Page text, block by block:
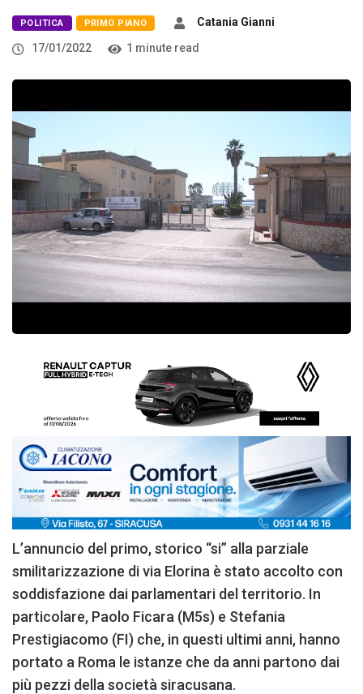
POLITICA PRIMO PIANO
Catania Gianni
17/01/2022
1 minute read
L’annuncio del primo, storico “si” alla parziale
smilitarizzazione di via Elorina è stato accolto con
soddisfazione dai parlamentari del territorio. In
particolare, Paolo Ficara (M5s) e Stefania
Prestigiacomo (FI) che, in questi ultimi anni, hanno
portato a Roma le istanze che da anni partono dai
più pezzi della società siracusana.